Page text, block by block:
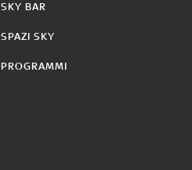
SKY BAR
SPAZI SKY
PROGRAMMI